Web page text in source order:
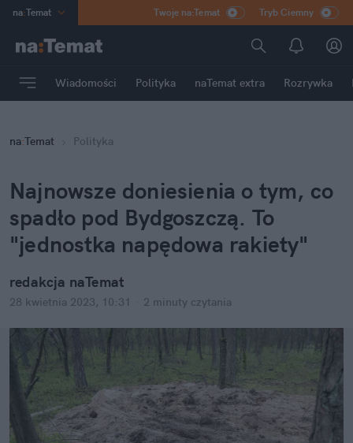
na:Temat
Poland
mama
Rozrywka
Twoje na:Temat Tryb Ciemny
Wiadomości Polityka naTemat extra Rozrywka
na:Temat Polityka
Najnowsze doniesienia o tym, co
spadło pod Bydgoszczą. To
"jednostka napędowa rakiety"
redakcja naTemat
28 kwietnia 2023, 10:31 2 minuty czytania